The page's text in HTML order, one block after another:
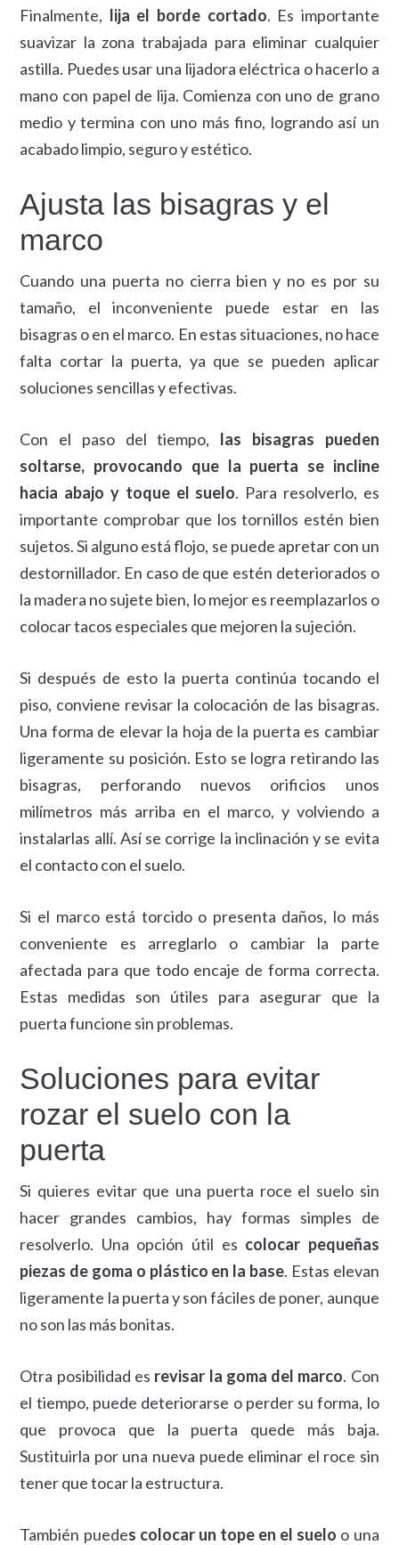
Finalmente, lija el borde cortado. Es importante
suavizar la zona trabajada para eliminar cualquier
astilla. Puedes usar una lijadora eléctrica o hacerlo a
mano con papel de lija. Comienza con uno de grano
medio y termina con uno más fino, logrando así un
acabado limpio, seguro y estético.
Ajusta las bisagras y el
marco
Cuando una puerta no cierra bien y no es por su
tamaño, el inconveniente puede estar en las
bisagras o en el marco. En estas situaciones, no hace
falta cortar la puerta, ya que se pueden aplicar
soluciones sencillas y efectivas.
Con el paso del tiempo, las bisagras pueden
soltarse, provocando que la puerta se incline
hacia abajo y toque el suelo. Para resolverlo, es
importante comprobar que los tornillos estén bien
sujetos. Si alguno está flojo, se puede apretar con un
destornillador. En caso de que estén deteriorados o
la madera no sujete bien, lo mejor es reemplazarlos o
colocar tacos especiales que mejoren la sujeción.
Si después de esto la puerta continúa tocando el
piso, conviene revisar la colocación de las bisagras.
Una forma de elevar la hoja de la puerta es cambiar
ligeramente su posición. Esto se logra retirando las
bisagras, perforando nuevos orificios unos
milímetros más arriba en el marco, y volviendo a
instalarlas allí. Así se corrige la inclinación y se evita
el contacto con el suelo.
Si el marco está torcido o presenta daños, lo más
conveniente es arreglarlo o cambiar la parte
afectada para que todo encaje de forma correcta.
Estas medidas son útiles para asegurar que la
puerta funcione sin problemas.
Soluciones para evitar
rozar el suelo con la
puerta
Si quieres evitar que una puerta roce el suelo sin
hacer grandes cambios, hay formas simples de
resolverlo. Una opción útil es colocar pequeñas
piezas de goma o plástico en la base. Estas elevan
ligeramente la puerta y son fáciles de poner, aunque
no son las más bonitas.
Otra posibilidad es revisar la goma del marco. Con
el tiempo, puede deteriorarse o perder su forma, lo
que provoca que la puerta quede más baja.
Sustituirla por una nueva puede eliminar el roce sin
tener que tocar la estructura.
También puedes colocar un tope en el suelo o una